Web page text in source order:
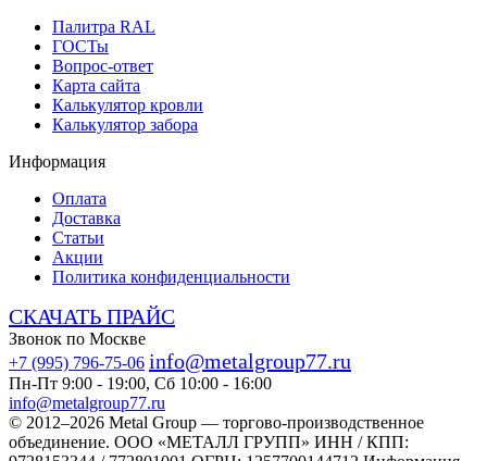
Палитра RAL
ГОСТы
Вопрос-ответ
Карта сайта
Калькулятор кровли
Калькулятор забора
Информация
Оплата
Доставка
Статьи
Акции
Политика конфиденциальности
СКАЧАТЬ ПРАЙС
Звонок по Москве
+7 (995) 796-75-06 info@metalgroup77.ru
Пн-Пт 9:00 - 19:00, Сб 10:00 - 16:00
info@metalgroup77.ru
© 2012–2026 Metal Group — торгово-производственное
объединение. ООО «МЕТАЛЛ ГРУПП» ИНН / КПП: